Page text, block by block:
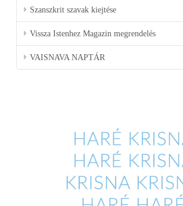
Szanszkrit szavak kiejtése
Vissza Istenhez Magazin megrendelés
VAISNAVA NAPTÁR